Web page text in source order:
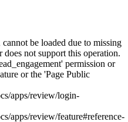
be loaded due to missing
not support this operation.
permission or
or the 'Page Public
apps/review/login-
apps/review/feature#reference-